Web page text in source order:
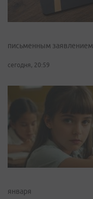
письменным заявлением
сегодня, 20:59
января